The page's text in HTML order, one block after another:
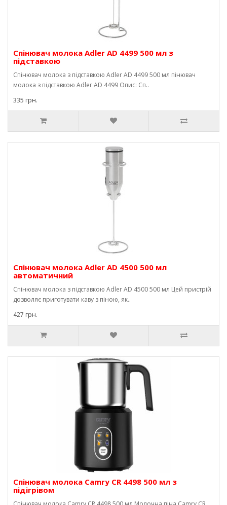
Спінювач молока Adler AD 4499 500 мл з
підставкою
Спінювач молока з підставкою Adler AD 4499 500 мл пінювач
молока з підставкою Adler AD 4499 Опис: Сп..
335 грн.
Спінювач молока Adler AD 4500 500 мл
автоматичний
Спінювач молока з підставкою Adler AD 4500 500 мл Цей пристрій
дозволяє приготувати каву з піною, як..
427 грн.
Спінювач молока Camry CR 4498 500 мл з
підігрівом